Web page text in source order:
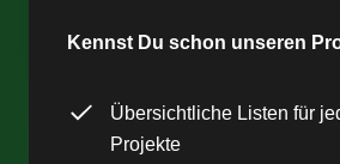
Kennst Du schon unseren
Übersichtliche Listen für
Projekte